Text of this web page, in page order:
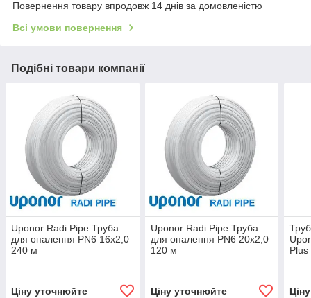
Повернення товару впродовж 14 днів за домовленістю
Всі умови повернення
Подібні товари компанії
Uponor Radi Pipe Труба
для опалення PN6 16x2,0
240 м
Ціну уточнюйте
Uponor Radi Pipe Труба
для опалення PN6 20x2,0
120 м
Ціну уточнюйте
Plus